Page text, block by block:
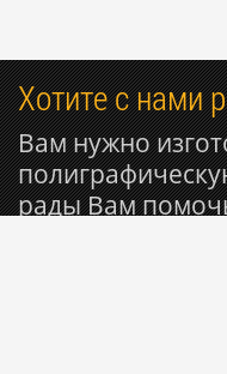
Хотите с нами
Вам нужно
рады Вам